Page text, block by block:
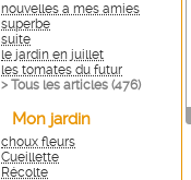
nouvelles a mes amies
superbe
suite
le jardin en juillet
les tomates du futur
> Tous les articles (476)
Mon jardin
choux fleurs
Cueillette
Récolte